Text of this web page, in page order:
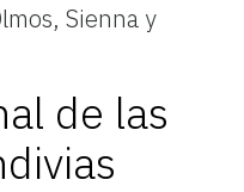
Sienna y
de las